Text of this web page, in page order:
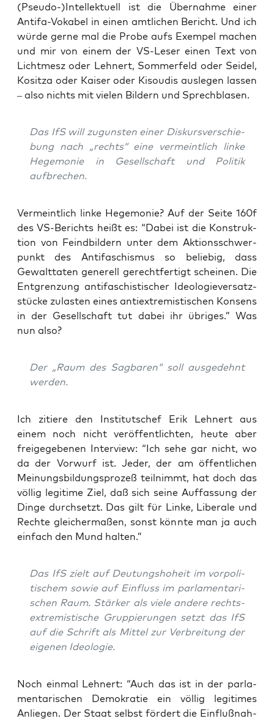
(Pseudo-)Intellektuell ist die Über­nah­me einer
Anti­fa-Voka­bel in einen amt­li­chen Bericht. Und ich
wür­de ger­ne mal die Pro­be aufs Exem­pel machen
und mir von einem der VS-Leser einen Text von
Licht­mesz oder Leh­nert, Som­mer­feld oder Sei­del,
Kositza oder Kai­ser oder Kis­ou­dis aus­le­gen las­sen
– also nichts mit vie­len Bil­dern und Sprechblasen.
Das IfS will zuguns­ten einer Dis­kurs­ver­schie­
bung nach „rechts“ eine ver­meint­lich lin­ke
Hege­mo­nie in Gesell­schaft und Poli­tik
aufbrechen.
Ver­meint­lich lin­ke Hege­mo­nie? Auf der Sei­te 160f
des VS-Berichts heißt es: “Dabei ist die Kon­struk­
ti­on von Feind­bil­dern unter dem Akti­ons­schwer­
punkt des Anti­fa­schis­mus so belie­big, dass
Gewalt­ta­ten gene­rell gerecht­fer­tigt schei­nen. Die
Ent­gren­zung anti­fa­schis­ti­scher Ideo­lo­gie­ver­satz­
stü­cke zulas­ten eines anti­ex­tre­mis­ti­schen Kon­sens
in der Gesell­schaft tut dabei ihr üb­ri­ges.” Was
nun also?
Der „Raum des Sag­ba­ren“ soll aus­ge­dehnt
werden.
Ich zitie­re den Insti­tuts­chef Erik Leh­nert aus
einem noch nicht ver­öf­fent­lich­ten, heu­te aber
frei­ge­ge­be­nen Inter­view: “Ich sehe gar nicht, wo
da der Vor­wurf ist. Jeder, der am öffent­li­chen
Mei­nungs­bil­dungs­pro­zeß teil­nimmt, hat doch das
völ­lig legi­ti­me Ziel, daß sich sei­ne Auf­fas­sung der
Din­ge durch­setzt. Das gilt für Lin­ke, Libe­ra­le und
Rech­te glei­cher­ma­ßen, sonst könn­te man ja auch
ein­fach den Mund halten.”
Das IfS zielt auf Deu­tungs­ho­heit im vor­po­li­
ti­schem sowie auf Ein­fluss im par­la­men­ta­ri­
schen Raum. Stär­ker als vie­le ande­re rechts­
extre­mis­ti­sche Grup­pie­run­gen setzt das IfS
auf die Schrift als Mit­tel zur Ver­brei­tung der
eige­nen Ideologie.
Noch ein­mal Leh­nert: “Auch das ist in der par­la­
men­ta­ri­schen Demo­kra­tie ein völ­lig legi­ti­mes
Anlie­gen. Der Staat selbst för­dert die Ein­fluß­nah­